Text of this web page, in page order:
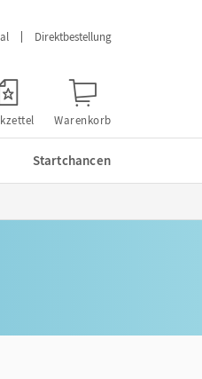
Direktbestellung
Warenkorb
Startchancen